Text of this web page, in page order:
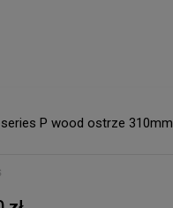
series P wood ostrze 310mm